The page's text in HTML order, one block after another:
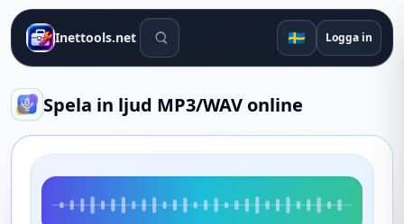
Inettools.net Sökverktyg 🇸🇪 Logga in
Spela in ljud MP3/WAV online